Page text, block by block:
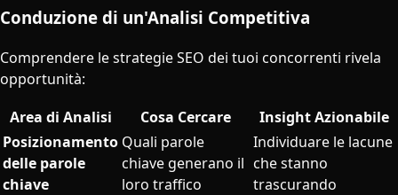
Conduzione di un'Analisi Competitiva
Comprendere le strategie SEO dei tuoi concorrenti rivela
opportunità:
Area di Analisi
Cosa Cercare
Insight Azionabile
Posizionamento
delle parole
chiave
Quali parole
chiave generano il
loro traffico
Individuare le lacune
che stanno
trascurando